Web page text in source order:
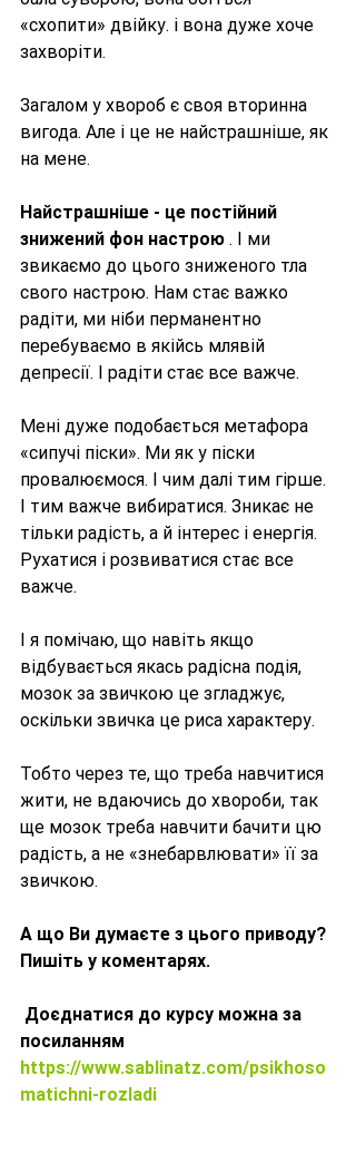
«схопити» двійку. і вона дуже хоче
захворіти.
Загалом у хвороб є своя вторинна
вигода. Але і це не найстрашніше, як
на мене.
Найстрашніше - це постійний
знижений фон настрою . І ми
звикаємо до цього зниженого тла
свого настрою. Нам стає важко
радіти, ми ніби перманентно
перебуваємо в якійсь млявій
депресії. І радіти стає все важче.
Мені дуже подобається метафора
«сипучі піски». Ми як у піски
провалюємося. І чим далі тим гірше.
І тим важче вибиратися. Зникає не
тільки радість, а й інтерес і енергія.
Рухатися і розвиватися стає все
важче.
І я помічаю, що навіть якщо
відбувається якась радісна подія,
мозок за звичкою це згладжує,
оскільки звичка це риса характеру.
Тобто через те, що треба навчитися
жити, не вдаючись до хвороби, так
ще мозок треба навчити бачити цю
радість, а не «знебарвлювати» її за
звичкою.
А що Ви думаєте з цього приводу?
Пишіть у коментарях.
Доєднатися до курсу можна за
посиланням
https://www.sablinatz.com/psikhoso
matichni-rozladi